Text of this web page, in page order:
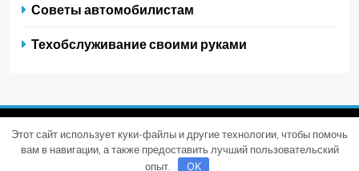
Советы автомобилистам
Техобслуживание своими руками
Trendy News - новостная тема для WordPress. Все права
защищены 2026. Powered ByBlazeThemes.
Этот сайт использует куки-файлы и другие технологии, чтобы помочь
вам в навигации, а также предоставить лучший пользовательский
опыт.
OK